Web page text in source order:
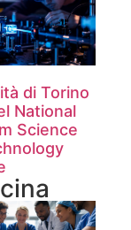
di Torino
National
Science